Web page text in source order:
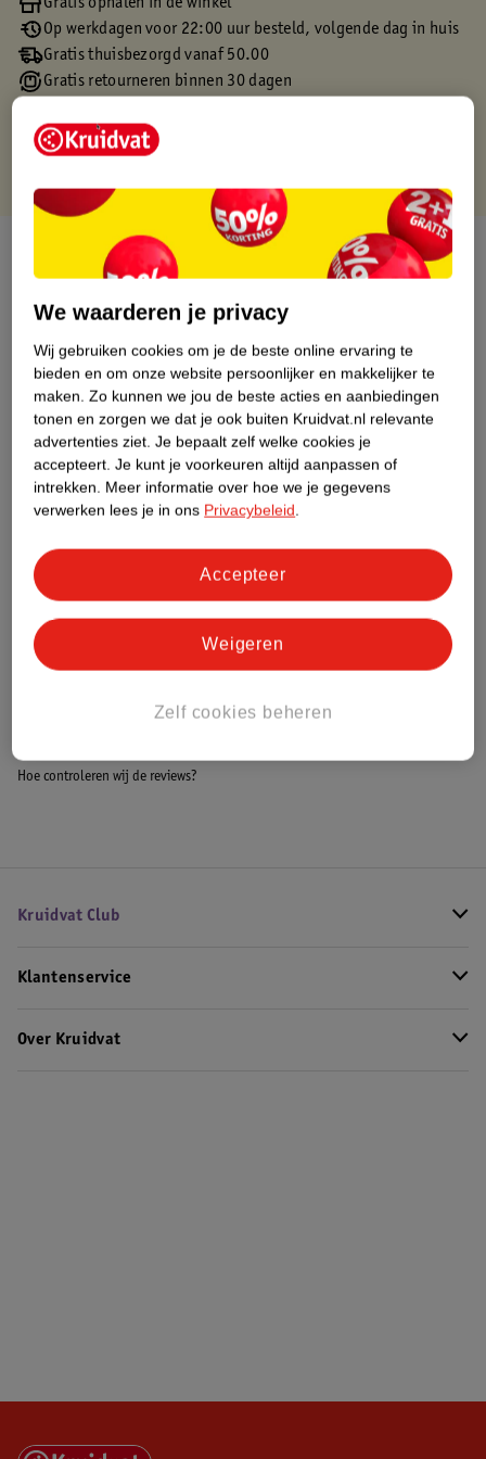
Op werkdagen voor 22:00 uur besteld, volgende dag in huis
Gratis thuisbezorgd vanaf 50.00
Gratis retourneren binnen 30 dagen
Over dit product
Productinformatie
Etiketinformatie
Nature Impact Score
Dit product heeft (nog) geen Nature
Impact Score.
Meer informatie
Bestel & Bezorginformatie
Bekijk ook
Alle Toiletblokken
Hoe controleren wij de reviews?
Kruidvat Club
Klantenservice
Over Kruidvat
We waarderen je privacy
Wij gebruiken cookies om je de beste online ervaring te
bieden en om onze website persoonlijker en makkelijker te
maken. Zo kunnen we jou de beste acties en aanbiedingen
tonen en zorgen we dat je ook buiten Kruidvat.nl relevante
advertenties ziet. Je bepaalt zelf welke cookies je
accepteert. Je kunt je voorkeuren altijd aanpassen of
intrekken. Meer informatie over hoe we je gegevens
verwerken lees je in ons Privacybeleid.
Zelf cookies beheren
Weigeren
Accepteer